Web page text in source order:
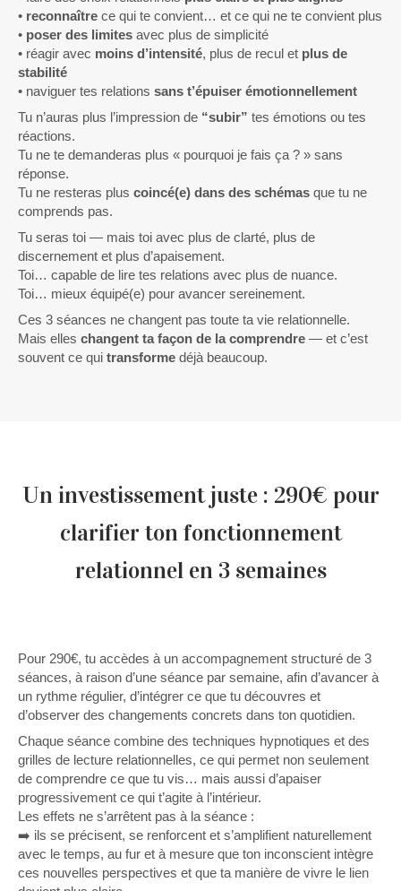
• reconnaître ce qui te convient… et ce qui ne te convient plus
• poser des limites avec plus de simplicité
• réagir avec moins d’intensité, plus de recul et plus de
stabilité
• naviguer tes relations sans t’épuiser émotionnellement
Tu n’auras plus l’impression de “subir” tes émotions ou tes
réactions.
Tu ne te demanderas plus « pourquoi je fais ça ? » sans
réponse.
Tu ne resteras plus coincé(e) dans des schémas que tu ne
comprends pas.
Tu seras toi — mais toi avec plus de clarté, plus de
discernement et plus d’apaisement.
Toi… capable de lire tes relations avec plus de nuance.
Toi… mieux équipé(e) pour avancer sereinement.
Ces 3 séances ne changent pas toute ta vie relationnelle.
Mais elles changent ta façon de la comprendre — et c’est
souvent ce qui transforme déjà beaucoup.
Un investissement juste : 290€ pour
clarifier ton fonctionnement
relationnel en 3 semaines
Pour 290€, tu accèdes à un accompagnement structuré de 3
séances, à raison d’une séance par semaine, afin d’avancer à
un rythme régulier, d’intégrer ce que tu découvres et
d’observer des changements concrets dans ton quotidien.
Chaque séance combine des techniques hypnotiques et des
grilles de lecture relationnelles, ce qui permet non seulement
de comprendre ce que tu vis… mais aussi d’apaiser
progressivement ce qui t’agite à l’intérieur.
Les effets ne s’arrêtent pas à la séance :
➡️ ils se précisent, se renforcent et s’amplifient naturellement
avec le temps, au fur et à mesure que ton inconscient intègre
ces nouvelles perspectives et que ta manière de vivre le lien